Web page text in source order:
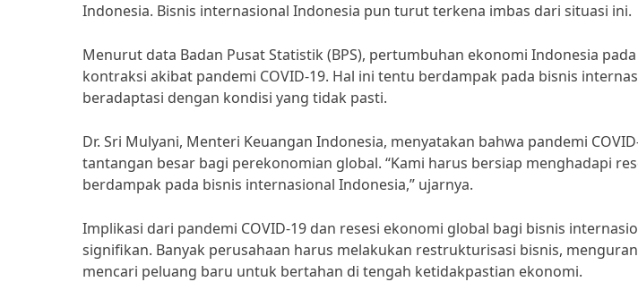
Indonesia. Bisnis internasional Indonesia pun turut terkena imbas dari situasi ini.
Menurut data Badan Pusat Statistik (BPS), pertumbuhan ekonomi Indonesia
kontraksi akibat pandemi COVID-19. Hal ini tentu berdampak pada bisnis
beradaptasi dengan kondisi yang tidak pasti.
Dr. Sri Mulyani, Menteri Keuangan Indonesia, menyatakan bahwa pandemi
tantangan besar bagi perekonomian global. “Kami harus bersiap menghadapi
berdampak pada bisnis internasional Indonesia,” ujarnya.
Implikasi dari pandemi COVID-19 dan resesi ekonomi global bagi bisnis
signifikan. Banyak perusahaan harus melakukan restrukturisasi bisnis,
mencari peluang baru untuk bertahan di tengah ketidakpastian ekonomi.